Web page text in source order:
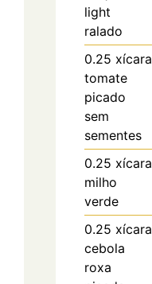
light
ralado
0.25 xícara
tomate
picado
sem
sementes
0.25 xícara
milho
verde
0.25 xícara
cebola
roxa